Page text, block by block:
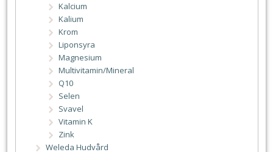
Kalcium
Kalium
Krom
Liponsyra
Magnesium
Multivitamin/Mineral
Q10
Selen
Svavel
Vitamin K
Zink
Weleda Hudvård